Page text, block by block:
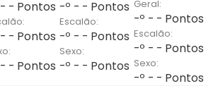
- Pontos
- Pontos
- Pontos
-º - - Pontos
Escalão:
-º - - Pontos
Sexo:
-º - - Pontos
Geral:
-º - - Pontos
Escalão:
-º - - Pontos
Sexo:
-º - - Pontos